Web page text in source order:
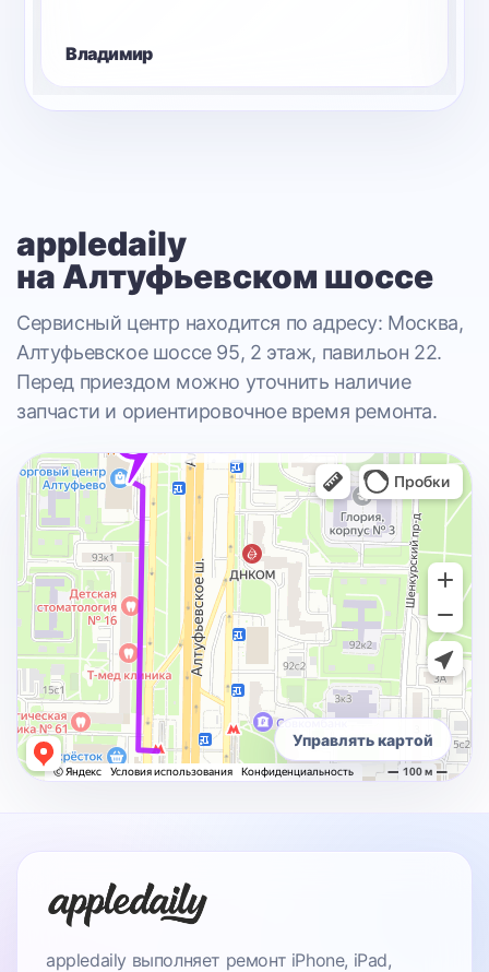
Анжелика
appledaily
на Алтуфьевском шоссе
Сервисный центр находится по адресу: Москва,
Алтуфьевское шоссе 95, 2 этаж, павильон 22.
Перед приездом можно уточнить наличие
запчасти и ориентировочное время ремонта.
Управлять картой
appledaily выполняет ремонт iPhone, iPad,